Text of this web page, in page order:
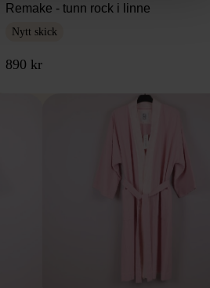
Remake - tunn rock i linne
Nytt skick
890 kr